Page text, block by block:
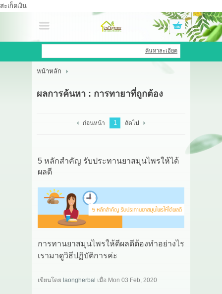
สะเก็ดเงิน
เข้าสู่ระบบ สมัครสมาชิก
สินค้าที่สนใจ
หน้าหลัก
HERBBRIGHT WELLNESS
GREEN HOUSE
ติดต่อเรา
ค้นหาละเอียด
หน้าหลัก
ผลการค้นหา : การทายาที่ถูกต้อง
ก่อนหน้า 1 ถัดไป
5 หลักสำคัญ รับประทานยาสมุนไพรให้ได้
ผลดี
การทานยาสมุนไพรให้ดีผลดีต้องทำอย่างไร
เรามาดูวิธีปฏิบัติการค่ะ
เขียนโดย laongherbal เมื่อ Mon 03 Feb, 2020